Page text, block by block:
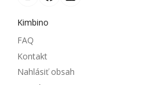
Kimbino
FAQ
Kontakt
Nahlásiť obsah